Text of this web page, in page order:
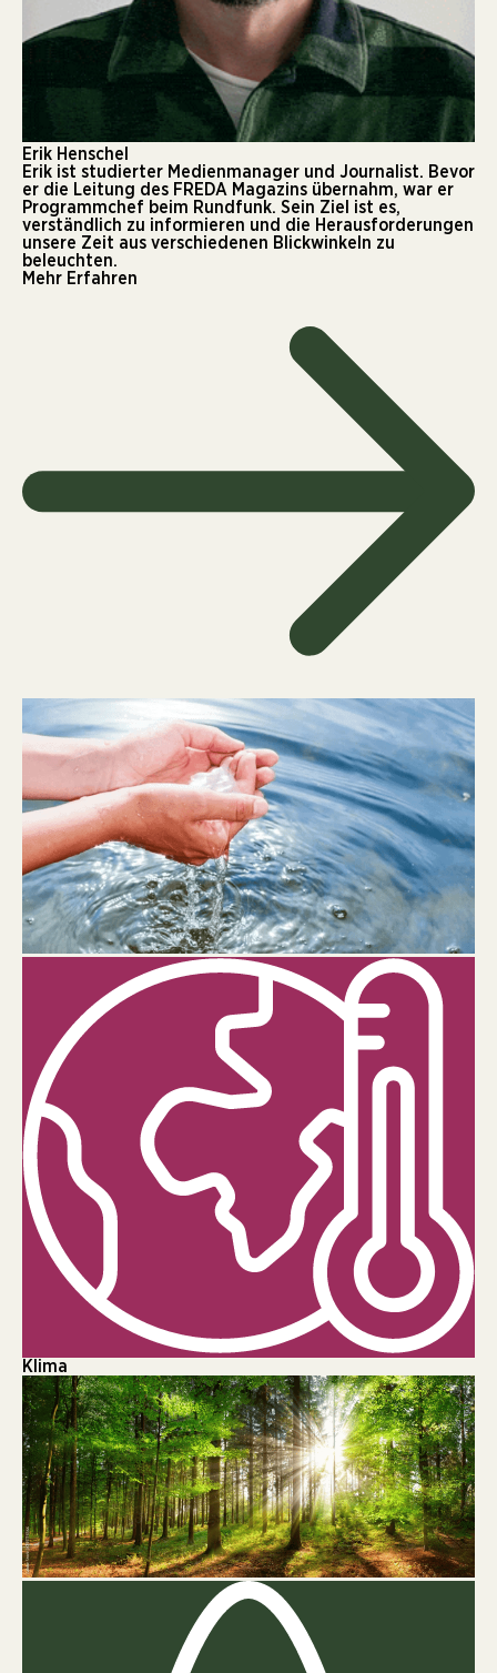
Erik Henschel
Erik ist studierter Medienmanager und Journalist. Bevor
er die Leitung des FREDA Magazins übernahm, war er
Programmchef beim Rundfunk. Sein Ziel ist es,
verständlich zu informieren und die Herausforderungen
unsere Zeit aus verschiedenen Blickwinkeln zu
beleuchten.
Mehr Erfahren
Klima